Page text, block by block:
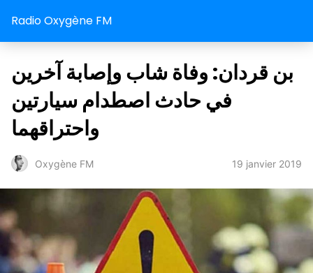
Radio Oxygène FM
بن قردان: وفاة شاب وإصابة آخرين
في حادث اصطدام سيارتين
واحتراقهما
Oxygène FM 19 janvier 2019